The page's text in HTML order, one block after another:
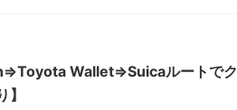
Wallet⇒Suicaルートでク